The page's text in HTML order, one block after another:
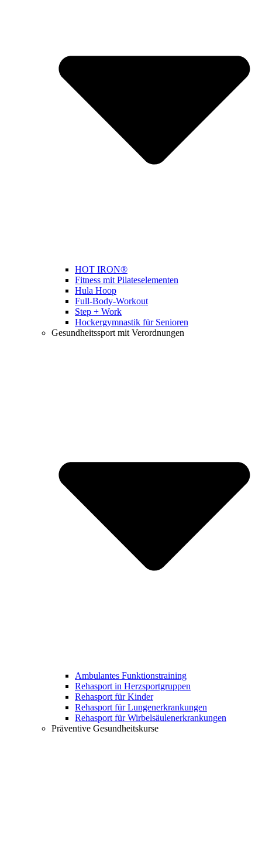
HOT IRON®
Fitness mit Pilateselementen
Hula Hoop
Full-Body-Workout
Step + Work
Hockergymnastik für Senioren
Gesundheitssport mit Verordnungen
Ambulantes Funktionstraining
Rehasport in Herzsportgruppen
Rehasport für Kinder
Rehasport für Lungenerkrankungen
Rehasport für Wirbelsäulenerkrankungen
Präventive Gesundheitskurse